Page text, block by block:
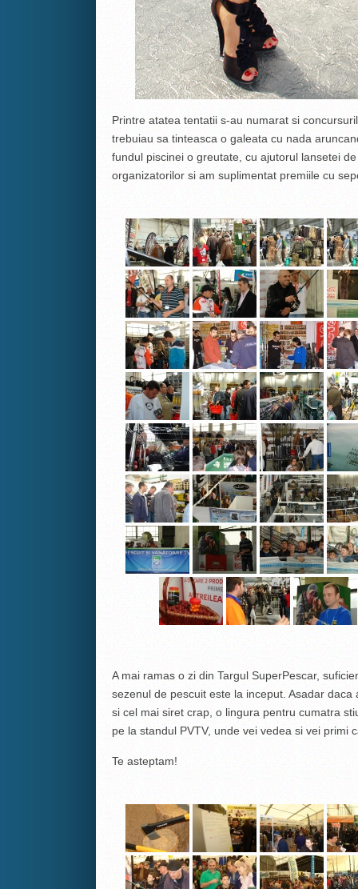
Printre atatea tentatii s-au numarat si
trebuiau sa tinteasca o galeata cu nada
fundul piscinei o greutate, cu ajutorul lansetei
organizatorilor si am suplimentat premiile cu
A mai ramas o zi din Targul SuperPescar,
sezenul de pescuit este la inceput. Asadar
si cel mai siret crap, o lingura pentru cumatra
pe la standul PVTV, unde vei vedea si vei primi
Te asteptam!